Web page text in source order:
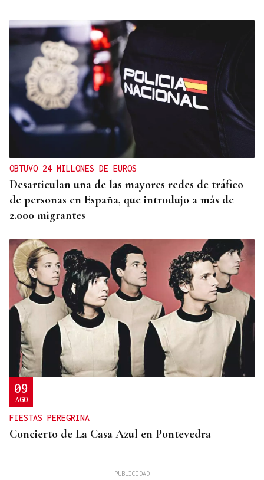
OBTUVO 24 MILLONES DE EUROS
Desarticulan una de las mayores redes de tráfico
de personas en España, que introdujo a más de
2.000 migrantes
09
AGO
FIESTAS PEREGRINA
Concierto de La Casa Azul en Pontevedra